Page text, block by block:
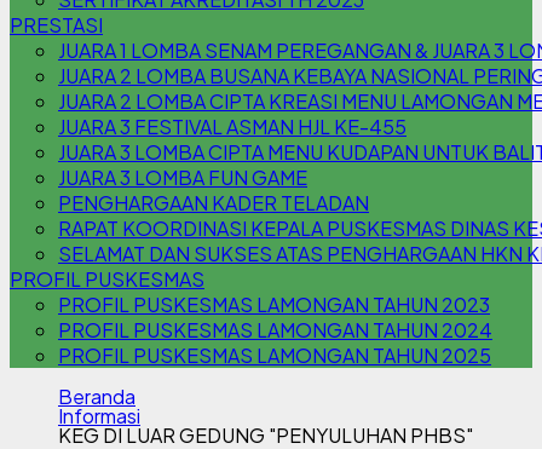
PRESTASI
JUARA 1 LOMBA SENAM PEREGANGAN & JUARA 3
JUARA 2 LOMBA BUSANA KEBAYA NASIONAL
JUARA 2 LOMBA CIPTA KREASI MENU LAMONGAN
JUARA 3 FESTIVAL ASMAN HJL KE-455
JUARA 3 LOMBA CIPTA MENU KUDAPAN UNTUK
JUARA 3 LOMBA FUN GAME
PENGHARGAAN KADER TELADAN
RAPAT KOORDINASI KEPALA PUSKESMAS DINAS
SELAMAT DAN SUKSES ATAS PENGHARGAAN HKN
PROFIL PUSKESMAS
PROFIL PUSKESMAS LAMONGAN TAHUN 2023
PROFIL PUSKESMAS LAMONGAN TAHUN 2024
PROFIL PUSKESMAS LAMONGAN TAHUN 2025
Beranda
Informasi
KEG DI LUAR GEDUNG "PENYULUHAN PHBS"